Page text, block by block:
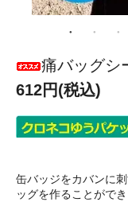
痛バッグシ
612円(税込)
缶バッジをカバンに
ッグを作ることができ